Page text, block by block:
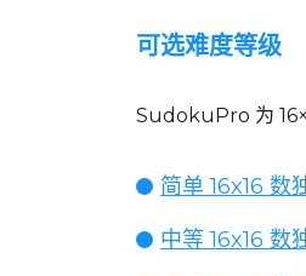
可选难度等级
SudokuPro 为
简单 16x16 数
中等 16x16 数